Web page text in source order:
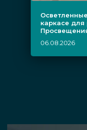
каркасе для
06.08.2026